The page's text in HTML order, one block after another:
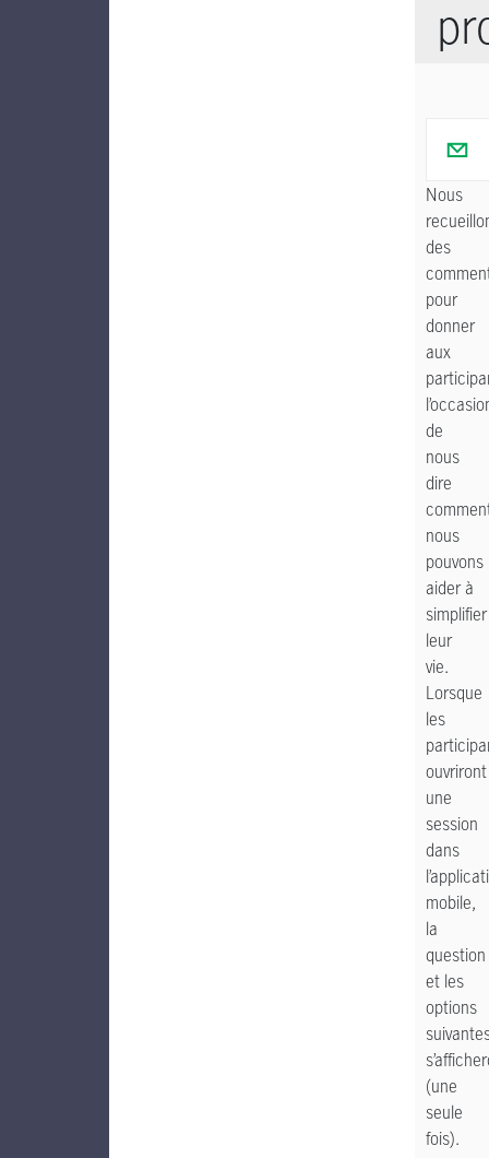
Nous
des
pour
donner
aux
de
nous
dire
nous
pouvons
aider à
simplifier
leur
vie.
Lorsque
les
ouvriront
une
session
dans
mobile,
la
question
et les
options
(une
seule
fois).